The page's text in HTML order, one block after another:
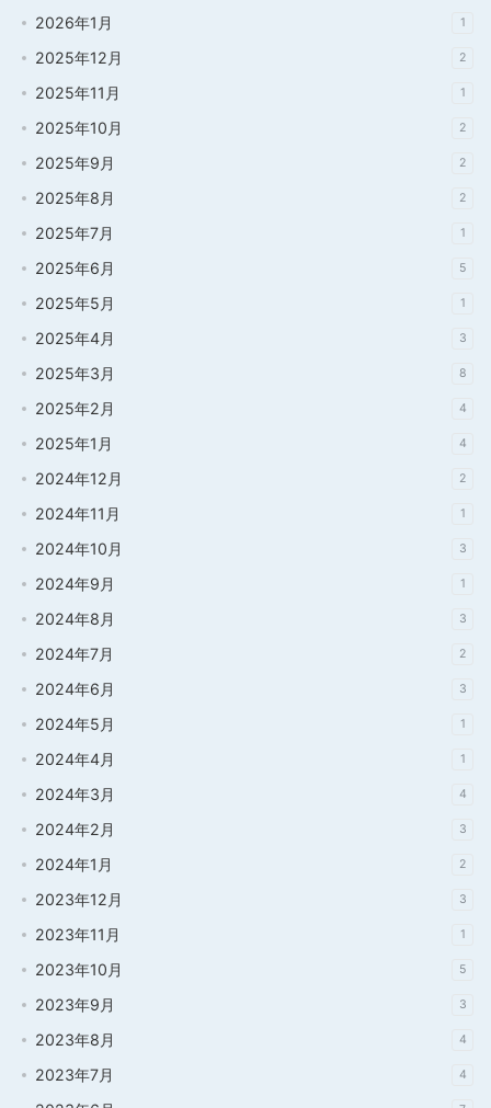
2026年1月 1
2025年12月 2
2025年11月 1
2025年10月 2
2025年9月 2
2025年8月 2
2025年7月 1
2025年6月 5
2025年5月 1
2025年4月 3
2025年3月 8
2025年2月 4
2025年1月 4
2024年12月 2
2024年11月 1
2024年10月 3
2024年9月 1
2024年8月 3
2024年7月 2
2024年6月 3
2024年5月 1
2024年4月 1
2024年3月 4
2024年2月 3
2024年1月 2
2023年12月 3
2023年11月 1
2023年10月 5
2023年9月 3
2023年8月 4
2023年7月 4